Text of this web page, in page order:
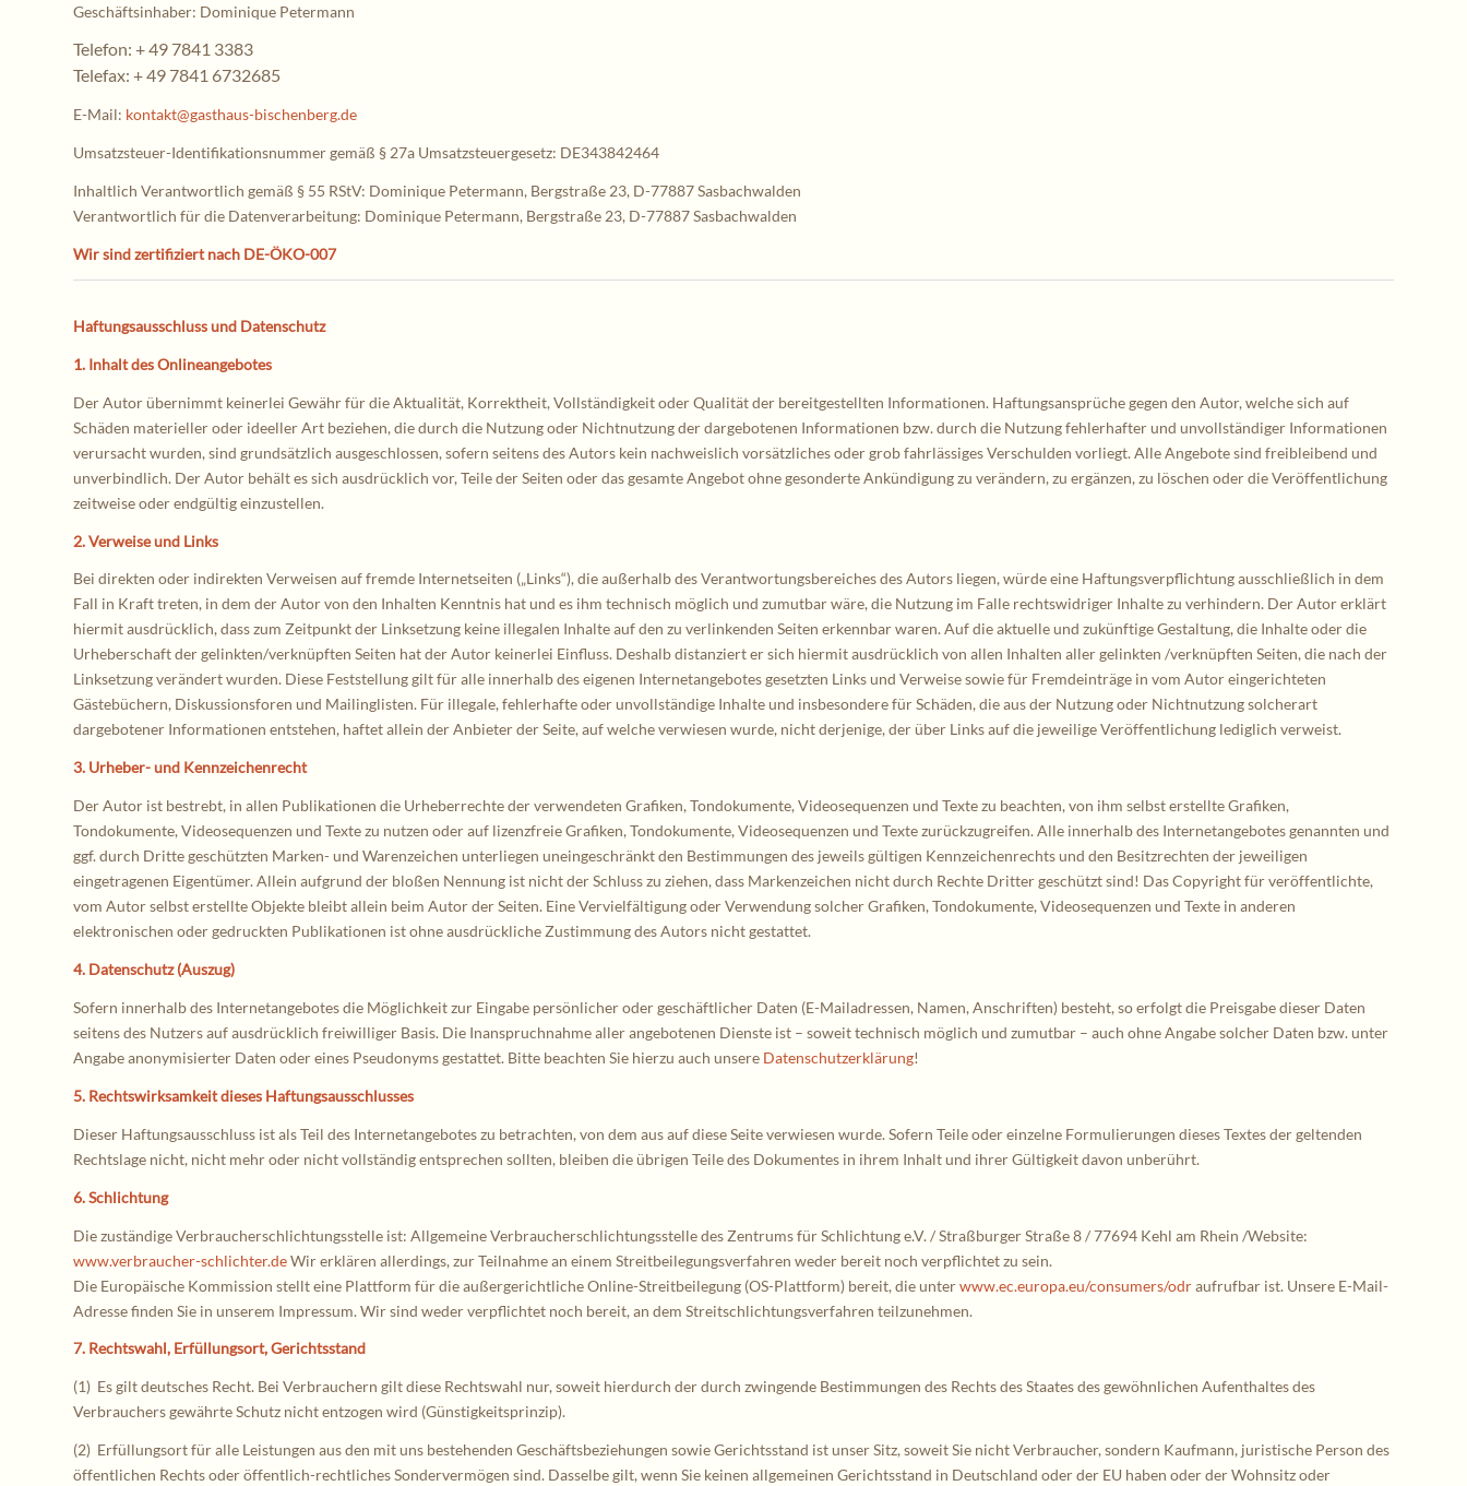
Geschäftsinhaber: Dominique Petermann
Telefon: + 49 7841 3383
Telefax: + 49 7841 6732685
E-Mail: kontakt@gasthaus-bischenberg.de
Umsatzsteuer-Identifikationsnummer gemäß § 27a Umsatzsteuergesetz: DE343842464
Inhaltlich Verantwortlich gemäß § 55 RStV: Dominique Petermann, Bergstraße 23, D-77887 Sasbachwalden
Verantwortlich für die Datenverarbeitung: Dominique Petermann, Bergstraße 23, D-77887 Sasbachwalden
Wir sind zertifiziert nach DE-ÖKO-007
Haftungsausschluss und Datenschutz
1. Inhalt des Onlineangebotes
Der Autor übernimmt keinerlei Gewähr für die Aktualität, Korrektheit, Vollständigkeit oder Qualität der bereitgestellten Informationen. Haftungsansprüche gegen den Autor, welche sich auf
Schäden materieller oder ideeller Art beziehen, die durch die Nutzung oder Nichtnutzung der dargebotenen Informationen bzw. durch die Nutzung fehlerhafter und unvollständiger Informationen
verursacht wurden, sind grundsätzlich ausgeschlossen, sofern seitens des Autors kein nachweislich vorsätzliches oder grob fahrlässiges Verschulden vorliegt. Alle Angebote sind freibleibend und
unverbindlich. Der Autor behält es sich ausdrücklich vor, Teile der Seiten oder das gesamte Angebot ohne gesonderte Ankündigung zu verändern, zu ergänzen, zu löschen oder die Veröffentlichung
zeitweise oder endgültig einzustellen.
2. Verweise und Links
Bei direkten oder indirekten Verweisen auf fremde Internetseiten („Links“), die außerhalb des Verantwortungsbereiches des Autors liegen, würde eine Haftungsverpflichtung ausschließlich in dem
Fall in Kraft treten, in dem der Autor von den Inhalten Kenntnis hat und es ihm technisch möglich und zumutbar wäre, die Nutzung im Falle rechtswidriger Inhalte zu verhindern. Der Autor erklärt
hiermit ausdrücklich, dass zum Zeitpunkt der Linksetzung keine illegalen Inhalte auf den zu verlinkenden Seiten erkennbar waren. Auf die aktuelle und zukünftige Gestaltung, die Inhalte oder die
Urheberschaft der gelinkten/verknüpften Seiten hat der Autor keinerlei Einfluss. Deshalb distanziert er sich hiermit ausdrücklich von allen Inhalten aller gelinkten /verknüpften Seiten, die nach der
Linksetzung verändert wurden. Diese Feststellung gilt für alle innerhalb des eigenen Internetangebotes gesetzten Links und Verweise sowie für Fremdeinträge in vom Autor eingerichteten
Gästebüchern, Diskussionsforen und Mailinglisten. Für illegale, fehlerhafte oder unvollständige Inhalte und insbesondere für Schäden, die aus der Nutzung oder Nichtnutzung solcherart
dargebotener Informationen entstehen, haftet allein der Anbieter der Seite, auf welche verwiesen wurde, nicht derjenige, der über Links auf die jeweilige Veröffentlichung lediglich verweist.
3. Urheber- und Kennzeichenrecht
Der Autor ist bestrebt, in allen Publikationen die Urheberrechte der verwendeten Grafiken, Tondokumente, Videosequenzen und Texte zu beachten, von ihm selbst erstellte Grafiken,
Tondokumente, Videosequenzen und Texte zu nutzen oder auf lizenzfreie Grafiken, Tondokumente, Videosequenzen und Texte zurückzugreifen. Alle innerhalb des Internetangebotes genannten und
ggf. durch Dritte geschützten Marken- und Warenzeichen unterliegen uneingeschränkt den Bestimmungen des jeweils gültigen Kennzeichenrechts und den Besitzrechten der jeweiligen
eingetragenen Eigentümer. Allein aufgrund der bloßen Nennung ist nicht der Schluss zu ziehen, dass Markenzeichen nicht durch Rechte Dritter geschützt sind! Das Copyright für veröffentlichte,
vom Autor selbst erstellte Objekte bleibt allein beim Autor der Seiten. Eine Vervielfältigung oder Verwendung solcher Grafiken, Tondokumente, Videosequenzen und Texte in anderen
elektronischen oder gedruckten Publikationen ist ohne ausdrückliche Zustimmung des Autors nicht gestattet.
4. Datenschutz (Auszug)
Sofern innerhalb des Internetangebotes die Möglichkeit zur Eingabe persönlicher oder geschäftlicher Daten (E-Mailadressen, Namen, Anschriften) besteht, so erfolgt die Preisgabe dieser Daten
seitens des Nutzers auf ausdrücklich freiwilliger Basis. Die Inanspruchnahme aller angebotenen Dienste ist – soweit technisch möglich und zumutbar – auch ohne Angabe solcher Daten bzw. unter
Angabe anonymisierter Daten oder eines Pseudonyms gestattet. Bitte beachten Sie hierzu auch unsere Datenschutzerklärung!
5. Rechtswirksamkeit dieses Haftungsausschlusses
Dieser Haftungsausschluss ist als Teil des Internetangebotes zu betrachten, von dem aus auf diese Seite verwiesen wurde. Sofern Teile oder einzelne Formulierungen dieses Textes der geltenden
Rechtslage nicht, nicht mehr oder nicht vollständig entsprechen sollten, bleiben die übrigen Teile des Dokumentes in ihrem Inhalt und ihrer Gültigkeit davon unberührt.
6. Schlichtung
Die zuständige Verbraucherschlichtungsstelle ist: Allgemeine Verbraucherschlichtungsstelle des Zentrums für Schlichtung e.V. / Straßburger Straße 8 / 77694 Kehl am Rhein /Website:
www.verbraucher-schlichter.deWir erklären allerdings, zur Teilnahme an einem Streitbeilegungsverfahren weder bereit noch verpflichtet zu sein.
Die Europäische Kommission stellt eine Plattform für die außergerichtliche Online-Streitbeilegung (OS-Plattform) bereit, die unterwww.ec.europa.eu/consumers/odraufrufbar ist. Unsere E-Mail-
Adresse finden Sie in unserem Impressum. Wir sind weder verpflichtet noch bereit, an dem Streitschlichtungsverfahren teilzunehmen.
7. Rechtswahl, Erfüllungsort, Gerichtsstand
(1) Es gilt deutsches Recht. Bei Verbrauchern gilt diese Rechtswahl nur, soweit hierdurch der durch zwingende Bestimmungen des Rechts des Staates des gewöhnlichen Aufenthaltes des
Verbrauchers gewährte Schutz nicht entzogen wird (Günstigkeitsprinzip).
(2) Erfüllungsort für alle Leistungen aus den mit uns bestehenden Geschäftsbeziehungen sowie Gerichtsstand ist unser Sitz, soweit Sie nicht Verbraucher, sondern Kaufmann, juristische Person des
öffentlichen Rechts oder öffentlich-rechtliches Sondervermögen sind. Dasselbe gilt, wenn Sie keinen allgemeinen Gerichtsstand in Deutschland oder der EU haben oder der Wohnsitz oder